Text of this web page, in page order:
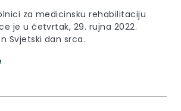
za medicinsku rehabilitaciju
je u četvrtak, 29. rujna 2022.
Svjetski dan srca.